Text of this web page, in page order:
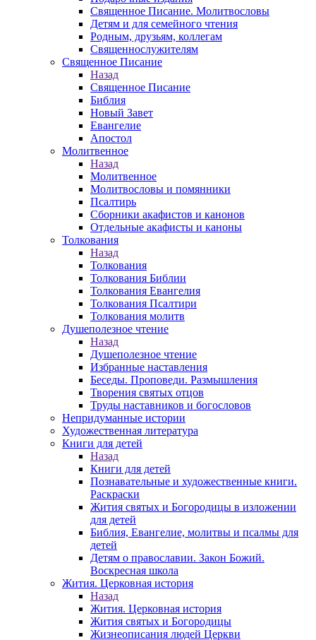
Священное Писание. Молитвословы
Детям и для семейного чтения
Родным, друзьям, коллегам
Священнослужителям
Священное Писание
Назад
Священное Писание
Библия
Новый Завет
Евангелие
Апостол
Молитвенное
Назад
Молитвенное
Молитвословы и помянники
Псалтирь
Сборники акафистов и канонов
Отдельные акафисты и каноны
Толкования
Назад
Толкования
Толкования Библии
Толкования Евангелия
Толкования Псалтири
Толкования молитв
Душеполезное чтение
Назад
Душеполезное чтение
Избранные наставления
Беседы. Проповеди. Размышления
Творения святых отцов
Труды наставников и богословов
Непридуманные истории
Художественная литература
Книги для детей
Назад
Книги для детей
Познавательные и художественные книги.
Раскраски
Жития святых и Богородицы в изложении
для детей
Библия, Евангелие, молитвы и псалмы для
детей
Детям о православии. Закон Божий.
Воскресная школа
Жития. Церковная история
Назад
Жития. Церковная история
Жития святых и Богородицы
Жизнеописания людей Церкви